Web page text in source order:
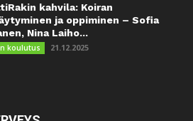
kahvila: Koiran
ja oppiminen – Sofia
Nina Laiho...
koulutus 21.12.2025